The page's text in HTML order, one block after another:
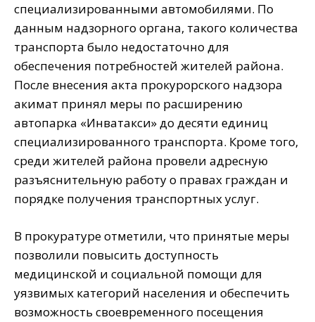
специализированными автомобилями. По
данным надзорного органа, такого количества
транспорта было недостаточно для
обеспечения потребностей жителей района.
После внесения акта прокурорского надзора
акимат принял меры по расширению
автопарка «Инватакси» до десяти единиц
специализированного транспорта. Кроме того,
среди жителей района провели адресную
разъяснительную работу о правах граждан и
порядке получения транспортных услуг.
В прокуратуре отметили, что принятые меры
позволили повысить доступность
медицинской и социальной помощи для
уязвимых категорий населения и обеспечить
возможность своевременного посещения